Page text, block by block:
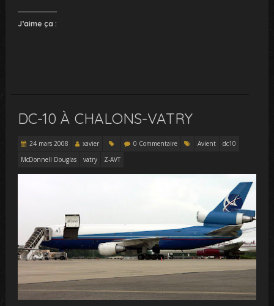
J’aime ça :
DC-10 À CHALONS-VATRY
24 mars 2008 xavier 0 Commentaire Avient
dc10
McDonnell Douglas
vatry Z-AVT